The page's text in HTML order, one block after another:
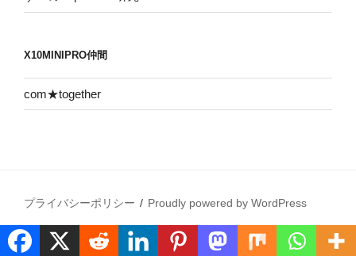
X10MINIPRO仲間
com★together
プライバシーポリシー Proudly powered by WordPress